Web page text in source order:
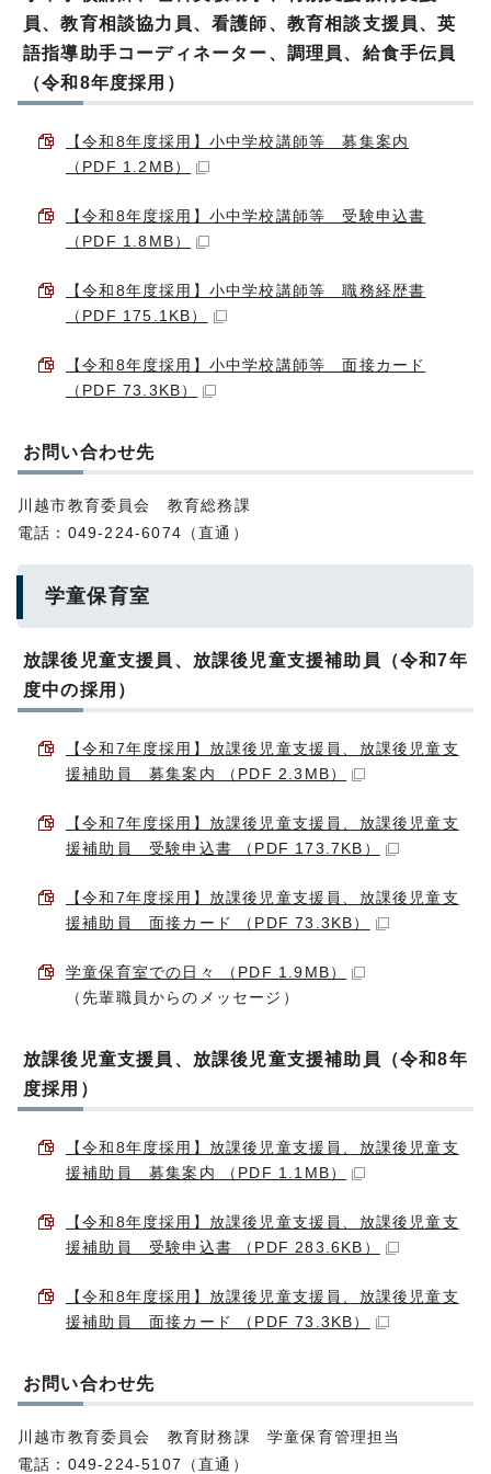
員、教育相談協力員、看護師、教育相談支援員、英
語指導助手コーディネーター、調理員、給食手伝員
（令和8年度採用）
【令和8年度採用】小中学校講師等 募集案内
（PDF 1.2MB）
【令和8年度採用】小中学校講師等 受験申込書
（PDF 1.8MB）
【令和8年度採用】小中学校講師等 職務経歴書
（PDF 175.1KB）
【令和8年度採用】小中学校講師等 面接カード
（PDF 73.3KB）
お問い合わせ先
川越市教育委員会 教育総務課
電話：049-224-6074（直通）
学童保育室
放課後児童支援員、放課後児童支援補助員（令和7年
度中の採用）
【令和7年度採用】放課後児童支援員、放課後児童支
援補助員 募集案内 （PDF 2.3MB）
【令和7年度採用】放課後児童支援員、放課後児童支
援補助員 受験申込書 （PDF 173.7KB）
【令和7年度採用】放課後児童支援員、放課後児童支
援補助員 面接カード （PDF 73.3KB）
学童保育室での日々 （PDF 1.9MB）
（先輩職員からのメッセージ）
放課後児童支援員、放課後児童支援補助員（令和8年
度採用）
【令和8年度採用】放課後児童支援員、放課後児童支
援補助員 募集案内 （PDF 1.1MB）
【令和8年度採用】放課後児童支援員、放課後児童支
援補助員 受験申込書 （PDF 283.6KB）
【令和8年度採用】放課後児童支援員、放課後児童支
援補助員 面接カード （PDF 73.3KB）
お問い合わせ先
川越市教育委員会 教育財務課 学童保育管理担当
電話：049-224-5107（直通）